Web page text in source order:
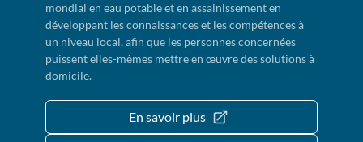
mondial en eau potable et en assainissement en
développant les connaissances et les compétences à
un niveau local, afin que les personnes concernées
puissent elles-mêmes mettre en œuvre des solutions à
domicile.
En savoir plus